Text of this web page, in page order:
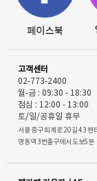
고객센터
02-773-2400
월-금 : 09:30 - 18:30
점심 : 12:00 - 13:00
토/일/공휴일 휴무
서울 중구 퇴계로 20길 43 펜
명동역 3번출구에서 도보5분